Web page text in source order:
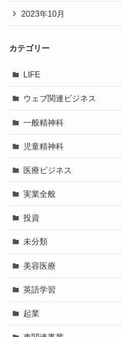
2023年10月
カテゴリー
LIFE
ウェブ関連ビジネス
一般精神科
児童精神科
医療ビジネス
実業全般
投資
未分類
美容医療
英語学習
起業